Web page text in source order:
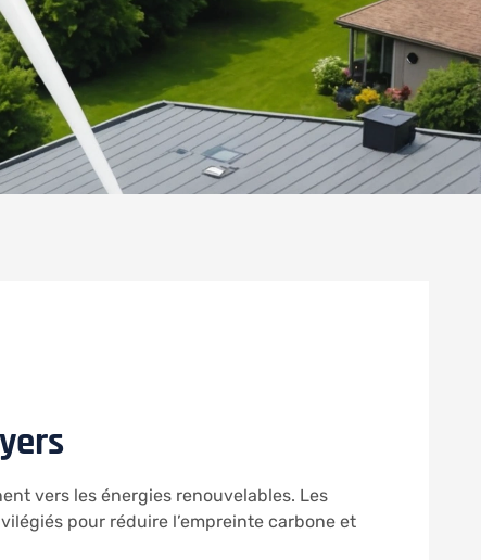
vers les énergies renouvelables. Les
pour réduire l’empreinte carbone et